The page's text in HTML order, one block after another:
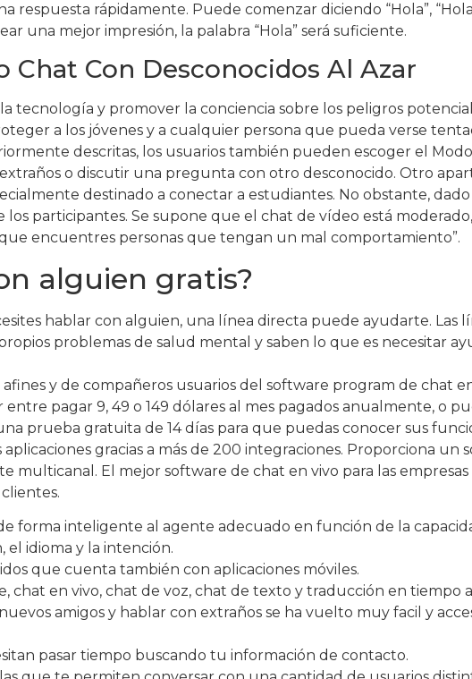
rápidamente. Puede comenzar diciendo “Hola”,
una mejor impresión, la palabra “Hola” será suficiente.
Chat Con Desconocidos Al Azar
tecnología y promover la conciencia sobre los peligros
a los jóvenes y a cualquier persona que pueda verse
descritas, los usuarios también pueden escoger el
o discutir una pregunta con otro desconocido. Otro
destinado a conectar a estudiantes. No obstante,
participantes. Se supone que el chat de vídeo está
encuentres personas que tengan un mal comportamiento”.
alguien gratis?
hablar con alguien, una línea directa puede ayudarte. Las
problemas de salud mental y saben lo que es necesitar
y de compañeros usuarios del software program de chat
pagar 9, 49 o 149 dólares al mes pagados anualmente, o
prueba gratuita de 14 días para que puedas conocer sus
gracias a más de 200 integraciones. Proporciona un
multicanal. El mejor software de chat en vivo para las
forma inteligente al agente adecuado en función de la
el idioma y la intención.
que cuenta también con aplicaciones móviles.
chat en vivo, chat de voz, chat de texto y traducción en tiempo
amigos y hablar con extraños se ha vuelto muy facil y
pasar tiempo buscando tu información de contacto.